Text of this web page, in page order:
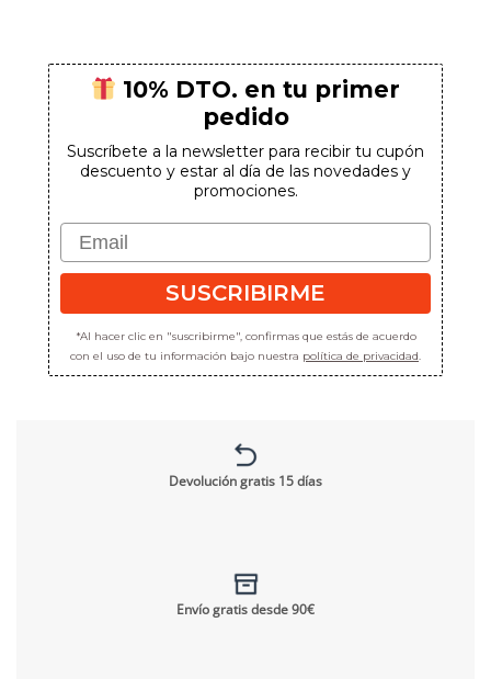
10% DTO. en tu primer
pedido
Suscríbete a la newsletter para recibir tu cupón
descuento y estar al día de las novedades y
promociones.
Email
SUSCRIBIRME
*Al hacer clic en "suscribirme", confirmas que estás de acuerdo
con el uso de tu información bajo nuestra política de privacidad.
Devolución gratis 15 días
Envío gratis desde 90€